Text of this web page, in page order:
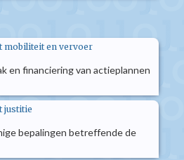
mobiliteit en vervoer
en financiering van actieplannen
justitie
bepalingen betreffende de